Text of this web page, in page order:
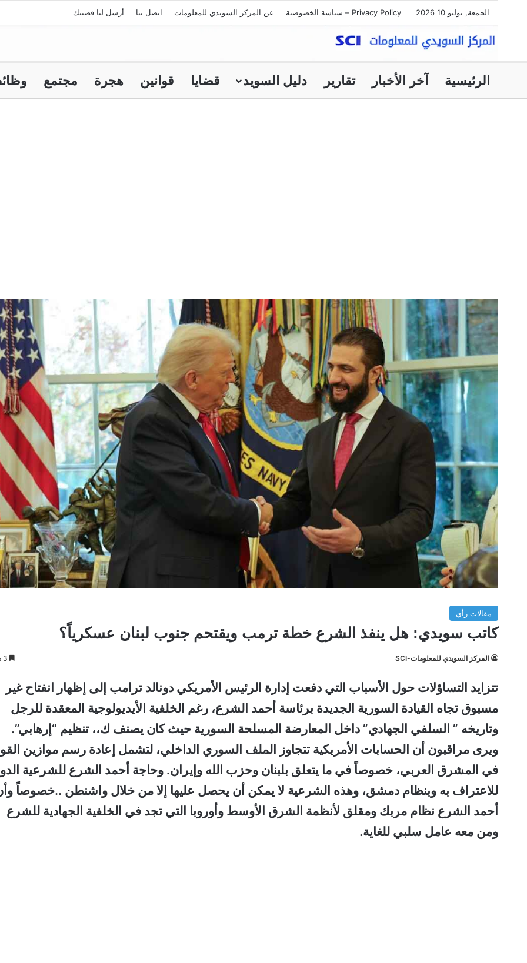
الجمعة, يوليو 10 2026 Privacy Policy – سياسة الخصوصية عن المركز السويدي للمعلومات اتصل بنا أرسل لنا قضيتك
الرئيسية آخر الأخبار تقارير دليل السويد قضايا قوانين هجرة مجتمع
مقالات رأي
كاتب سويدي: هل ينفذ الشرع خطة ترمب ويقتحم جنوب لبنان عسكرياً؟
المركز السويدي للمعلومات-SCI
تتزايد التساؤلات حول الأسباب التي دفعت إدارة الرئيس الأمريكي دونالد ترامب إلى إظهار انفتاح غير
مسبوق تجاه القيادة السورية الجديدة برئاسة أحمد الشرع، رغم الخلفية الأيديولوجية المعقدة للرجل
وتاريخه ” السلفي الجهادي” داخل المعارضة المسلحة السورية حيث كان يصنف ك،، تنظيم “إرهابي”.
ويرى مراقبون أن الحسابات الأمريكية تتجاوز الملف السوري الداخلي، لتشمل إعادة رسم موازين
في المشرق العربي، خصوصاً في ما يتعلق بلبنان وحزب الله وإيران. وحاجة أحمد الشرع للشرعية
للاعتراف به وبنظام دمشق، وهذه الشرعية لا يمكن أن يحصل عليها إلا من خلال واشنطن ..خصوصاً
أحمد الشرع نظام مربك ومقلق لأنظمة الشرق الأوسط وأوروبا التي تجد في الخلفية الجهادية للشرع
ومن معه عامل سلبي للغاية.